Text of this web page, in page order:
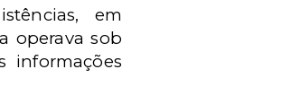
em
operava sob
informações